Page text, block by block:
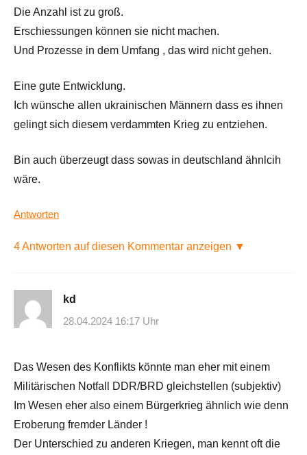
Die Anzahl ist zu groß.
Erschiessungen können sie nicht machen.
Und Prozesse in dem Umfang , das wird nicht gehen.
Eine gute Entwicklung.
Ich wünsche allen ukrainischen Männern dass es ihnen
gelingt sich diesem verdammten Krieg zu entziehen.
Bin auch überzeugt dass sowas in deutschland ähnlcih
wäre.
Antworten
4 Antworten auf diesen Kommentar anzeigen ▼
kd
28.04.2024 16:17 Uhr
Das Wesen des Konflikts könnte man eher mit einem
Militärischen Notfall DDR/BRD gleichstellen (subjektiv)
Im Wesen eher also einem Bürgerkrieg ähnlich wie denn
Eroberung fremder Länder !
Der Unterschied zu anderen Kriegen, man kennt oft die